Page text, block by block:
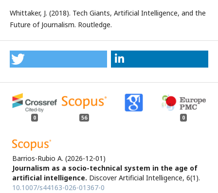
Whittaker, J. (2018). Tech Giants, Artificial Intelligence, and the
Future of Journalism. Routledge.
0 56 0
Barrios-Rubio A. (2026-12-01)
Journalism as a socio-technical system in the age of
artificial intelligence. Discover Artificial Intelligence, 6(1).
10.1007/s44163-026-01367-0